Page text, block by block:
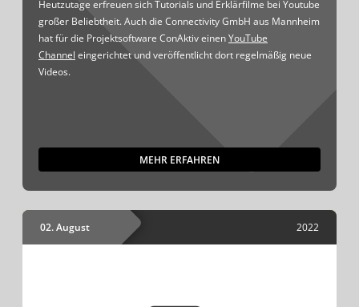
Heutzutage erfreuen sich Tutorials und Erklärfilme bei Youtube
großer Beliebtheit. Auch die Connectivity GmbH aus Mannheim
hat für die Projektsoftware ConAktiv einenYouTube
Channel eingerichtet und veröffentlicht dort regelmäßig neue
Videos.
MEHR ERFAHREN
02. August 2022